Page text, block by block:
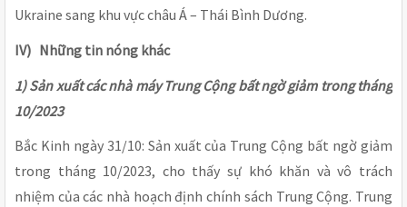
Ukraine sang khu vực châu Á – Thái Bình Dương.
IV) Những tin nóng khác
1) Sản xuất các nhà máy Trung Cộng bất ngờ giảm trong tháng
10/2023
Bắc Kinh ngày 31/10: Sản xuất của Trung Cộng bất ngờ giảm
trong tháng 10/2023, cho thấy sự khó khăn và vô trách
nhiệm của các nhà hoạch định chính sách Trung Cộng. Trung